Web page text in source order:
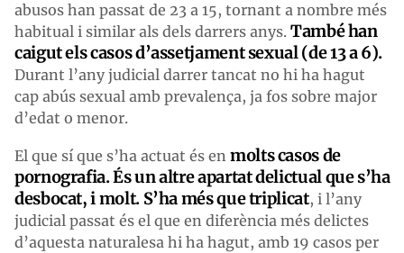
abusos han passat de 23 a 15, tornant a nombre més
habitual i similar als dels darrers anys. També han
caigut els casos d’assetjament sexual (de 13 a 6).
Durant l’any judicial darrer tancat no hi ha hagut
cap abús sexual amb prevalença, ja fos sobre major
d’edat o menor.
El que sí que s’ha actuat és en molts casos de
pornografia. És un altre apartat delictual que s’ha
desbocat, i molt. S’ha més que triplicat, i l’any
judicial passat és el que en diferència més delictes
d’aquesta naturalesa hi ha hagut, amb 19 casos per